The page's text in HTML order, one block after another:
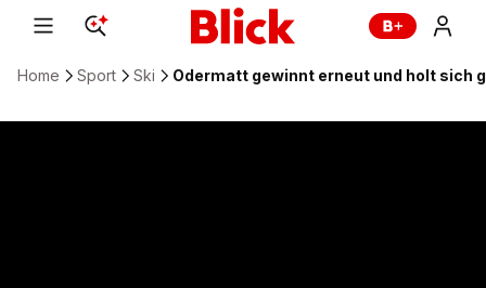
Home Sport Ski Odermatt gewinnt erneut und holt sich